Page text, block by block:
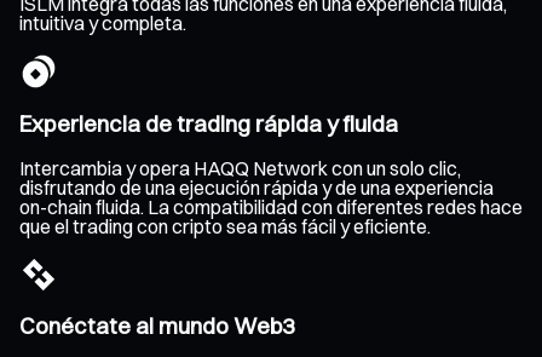
intuitiva y completa.
Experiencia de trading rápida y fluida
Intercambia y opera HAQQ Network con un solo clic,
disfrutando de una ejecución rápida y de una experiencia
on-chain fluida. La compatibilidad con diferentes redes hace
que el trading con cripto sea más fácil y eficiente.
Conéctate al mundo Web3